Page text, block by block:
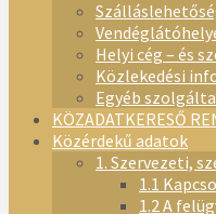
Helyi cég – és
Közlekedési
Egyéb
KÖZADATKERESŐ
Közérdekű adatok
1. Szervezeti,
1.1
1.2 A